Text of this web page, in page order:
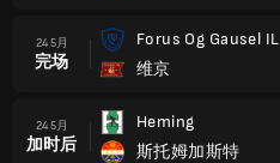
24 5月
完场
Forus Og Gausel IL
维京
24 5月
加时后
Heming
斯托姆加斯特